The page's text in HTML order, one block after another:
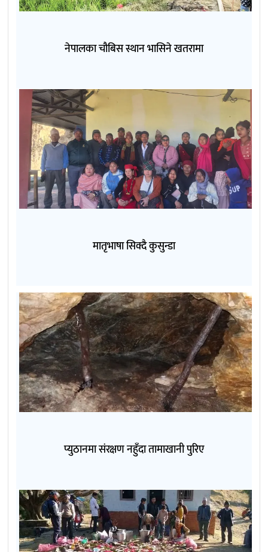
नेपालका चौबिस स्थान भासिने खतरामा
मातृभाषा सिक्दै कुसुन्डा
प्युठानमा संरक्षण नहुँदा तामाखानी पुरिए